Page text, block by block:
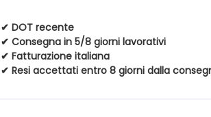
3PMSF
225
60
18
✔ DOT recente
✔ Consegna in 5/8 giorni lavorativi
✔ Fatturazione italiana
✔ Resi accettati entro 8 giorni dalla